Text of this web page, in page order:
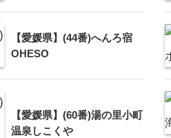
【愛媛県】(44番)へんろ宿
OHESO
【愛媛県】(60番)湯の里小町
温泉しこくや